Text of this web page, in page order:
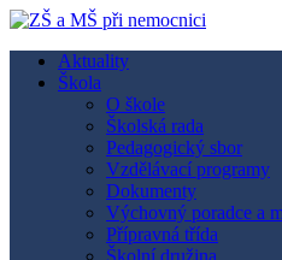
Skip
content
ZŠ a MŠ při
Aktuality
Škola
O škole
Školská rada
Pedagogický sbor
Vzdělávací programy
Dokumenty
Výchovný poradce a
Přípravná třída
Školní družina